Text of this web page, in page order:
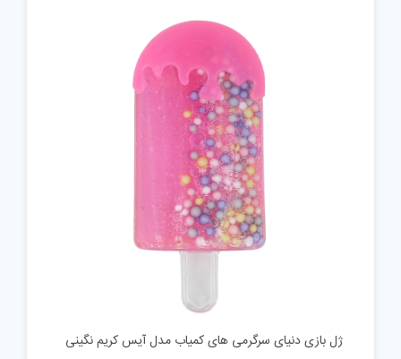
ژل بازی دنیای سرگرمی های کمیاب مدل آیس کریم نگینی